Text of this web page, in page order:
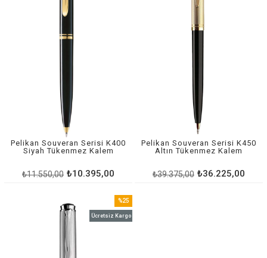
Pelikan Souveran Serisi K400
Siyah Tükenmez Kalem
₺10.395,00
₺11.550,00
Pelikan Souveran Serisi K450
Altın Tükenmez Kalem
₺36.225,00
₺39.375,00
%25
İndirim
Ücretsiz Kargo